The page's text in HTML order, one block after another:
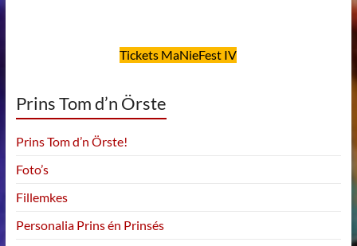
Tickets MaNieFest IV
Prins Tom d’n Örste
Prins Tom d’n Örste!
Foto’s
Fillemkes
Personalia Prins én Prinsés